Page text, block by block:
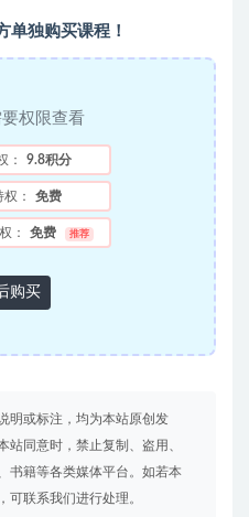
单独购买课程！
权限查看
： 9.8积分
： 免费
： 免费 推荐
购买
明或标注，均为本站原创发
站同意时，禁止复制、盗用、
书籍等各类媒体平台。如若本
可联系我们进行处理。